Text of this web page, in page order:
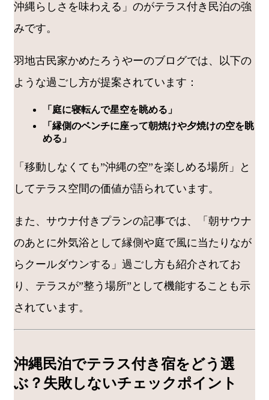
沖縄らしさを味わえる」のがテラス付き民泊の強
みです。
羽地古民家かめたろうやーのブログでは、以下の
ような過ごし方が提案されています：
「庭に寝転んで星空を眺める」
「縁側のベンチに座って朝焼けや夕焼けの空を眺
める」
「移動しなくても”沖縄の空”を楽しめる場所」と
してテラス空間の価値が語られています。
また、サウナ付きプランの記事では、「朝サウナ
のあとに外気浴として縁側や庭で風に当たりなが
らクールダウンする」過ごし方も紹介されてお
り、テラスが”整う場所”として機能することも示
されています。
沖縄民泊でテラス付き宿をどう選
ぶ？失敗しないチェックポイント